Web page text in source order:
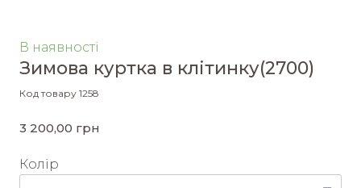
В наявності
Зимова куртка в клітинку(2700)
Код товару 1258
3 200,00 грн
Колір